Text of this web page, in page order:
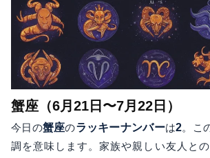
蟹座（6月21日〜7月22日）
今日の蟹座のラッキーナンバーは2。こ
調を意味します。家族や親しい友人と